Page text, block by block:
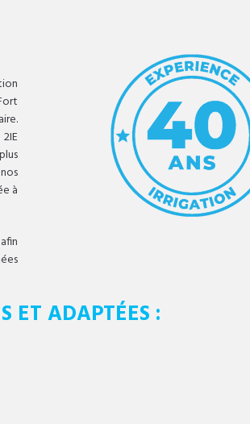
à
ET ADAPTÉES :